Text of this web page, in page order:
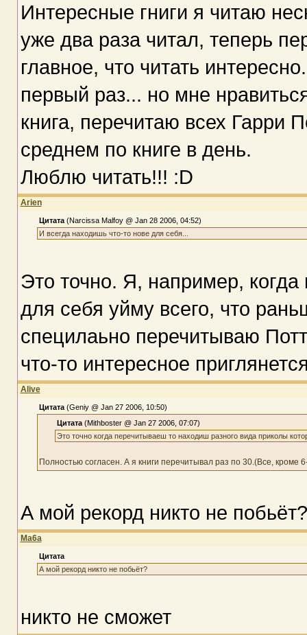
Интересные гниги я читаю
уже два раза читал, теперь
главное, что читать
первый раз... но мне
книга, перечитаю всех Гарри
среднем по книге в день.
Люблю читать!!! :D
Arien
Цитата (Narcissa Malfoy @ Jan 28 2006, 04:52)
И всегда находишь что-то нове для себя...
Это точно. Я, например,
для себя уйму всего, что
специлаьно перечитываю
что-то интересное
Alive
Цитата (Geniy @ Jan 27 2006, 10:50)
Цитата (Mithboster @ Jan 27 2006, 07:07)
Это точно когда перечитываеш то находиш разного вида приколы
Полностью согласен. А я книги перечитывал раз по 30.(Все, кроме
А мой рекорд никто не побьёт?
Ma6a
Цитата
А мой рекорд никто не побьёт?
никто не сможет